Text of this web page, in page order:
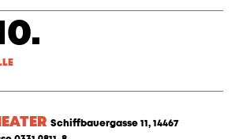
Schiffbauergasse 11, 14467